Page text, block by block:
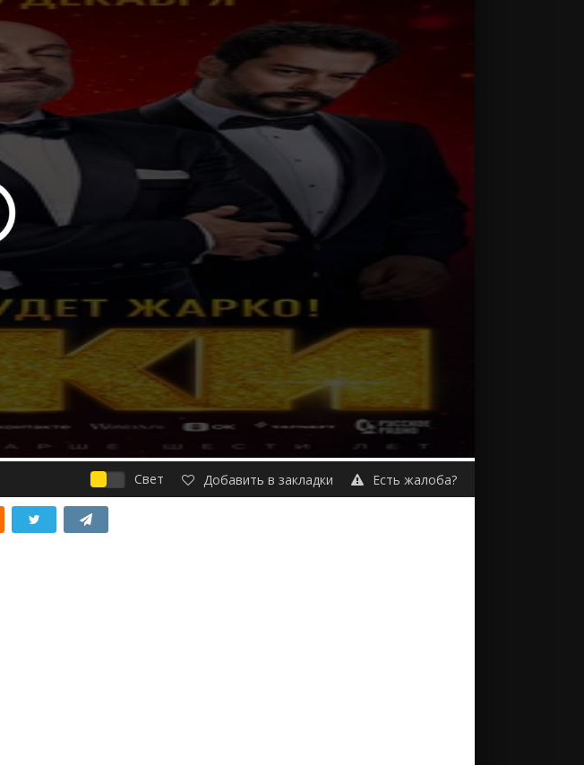
Свет Добавить в закладки Есть жалоба?